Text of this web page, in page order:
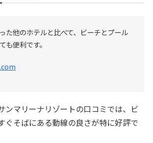
た他のホテルと比べて、ビーチとプール
も便利です。
ンマリーナリゾートの口コミでは、ビ
ぐそばにある動線の良さが特に好評で